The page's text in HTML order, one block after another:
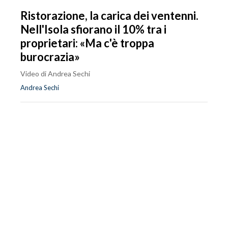
Ristorazione, la carica dei ventenni.
Nell'Isola sfiorano il 10% tra i
proprietari: «Ma c'è troppa
burocrazia»
Video di Andrea Sechi
Andrea Sechi